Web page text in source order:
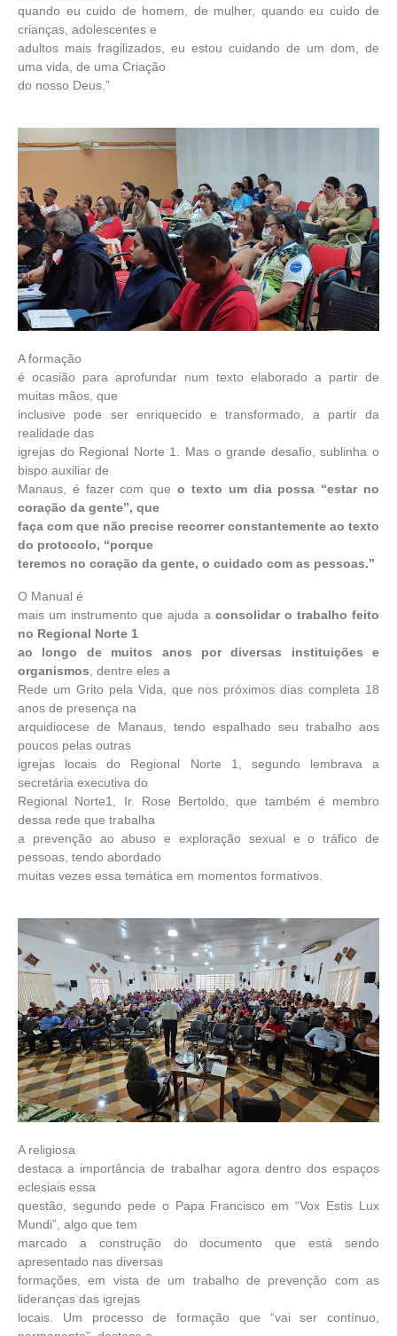
quando eu cuido de homem, de mulher, quando eu cuido de
crianças, adolescentes e
adultos mais fragilizados, eu estou cuidando de um dom, de
uma vida, de uma Criação
do nosso Deus.”
A formação
é ocasião para aprofundar num texto elaborado a partir de
muitas mãos, que
inclusive pode ser enriquecido e transformado, a partir da
realidade das
igrejas do Regional Norte 1. Mas o grande desafio, sublinha o
bispo auxiliar de
Manaus, é fazer com queo texto um dia possa “estar no
coração da gente”, que
faça com que não precise recorrer constantemente ao texto
do protocolo, “porque
teremos no coração da gente, o cuidado com as pessoas.”
O Manual é
mais um instrumento que ajuda a consolidar o trabalho feito
no Regional Norte 1
ao longo de muitos anos por diversas instituições e
organismos, dentre eles a
Rede um Grito pela Vida, que nos próximos dias completa 18
anos de presença na
arquidiocese de Manaus, tendo espalhado seu trabalho aos
poucos pelas outras
igrejas locais do Regional Norte 1, segundo lembrava a
secretária executiva do
Regional Norte1, Ir. Rose Bertoldo, que também é membro
dessa rede que trabalha
a prevenção ao abuso e exploração sexual e o tráfico de
pessoas, tendo abordado
muitas vezes essa temática em momentos formativos.
A religiosa
destaca a importância de trabalhar agora dentro dos espaços
eclesiais essa
questão, segundo pede o Papa Francisco em “Vox Estis Lux
Mundi”, algo que tem
marcado a construção do documento que está sendo
apresentado nas diversas
formações, em vista de um trabalho de prevenção com as
lideranças das igrejas
locais. Um processo de formação que “vai ser contínuo,